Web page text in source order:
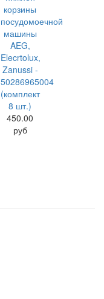
корзины
посудомоечной
машины
AEG,
Elecrtolux,
Zanussi -
50286965004
(комплект
8 шт.)
450.00
руб